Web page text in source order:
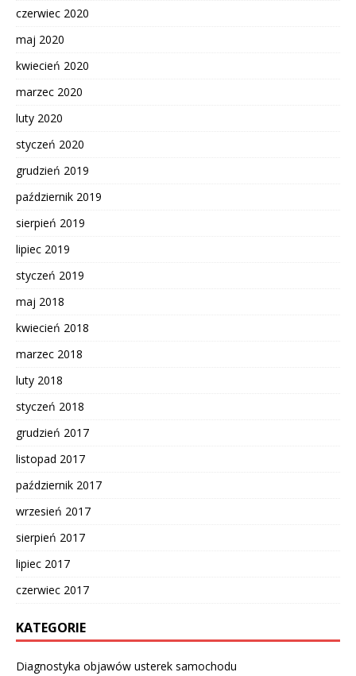
czerwiec 2020
maj 2020
kwiecień 2020
marzec 2020
luty 2020
styczeń 2020
grudzień 2019
październik 2019
sierpień 2019
lipiec 2019
styczeń 2019
maj 2018
kwiecień 2018
marzec 2018
luty 2018
styczeń 2018
grudzień 2017
listopad 2017
październik 2017
wrzesień 2017
sierpień 2017
lipiec 2017
czerwiec 2017
KATEGORIE
Diagnostyka objawów usterek samochodu